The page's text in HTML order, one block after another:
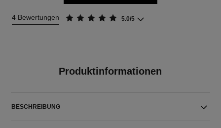
4 Bewertungen 5.0/5
Produktinformationen
BESCHREIBUNG